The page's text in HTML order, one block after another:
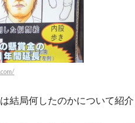
結局何したのかについて紹介